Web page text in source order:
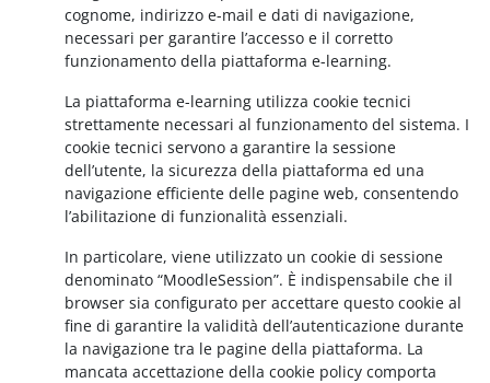
cognome, indirizzo e-mail e dati di navigazione,
necessari per garantire l’accesso e il corretto
funzionamento della piattaforma e-learning.
La piattaforma e-learning utilizza cookie tecnici
strettamente necessari al funzionamento del sistema. I
cookie tecnici servono a garantire la sessione
dell’utente, la sicurezza della piattaforma ed una
navigazione efficiente delle pagine web, consentendo
l’abilitazione di funzionalità essenziali.
In particolare, viene utilizzato un cookie di sessione
denominato “MoodleSession”. È indispensabile che il
browser sia configurato per accettare questo cookie al
fine di garantire la validità dell’autenticazione durante
la navigazione tra le pagine della piattaforma. La
mancata accettazione della cookie policy comporta